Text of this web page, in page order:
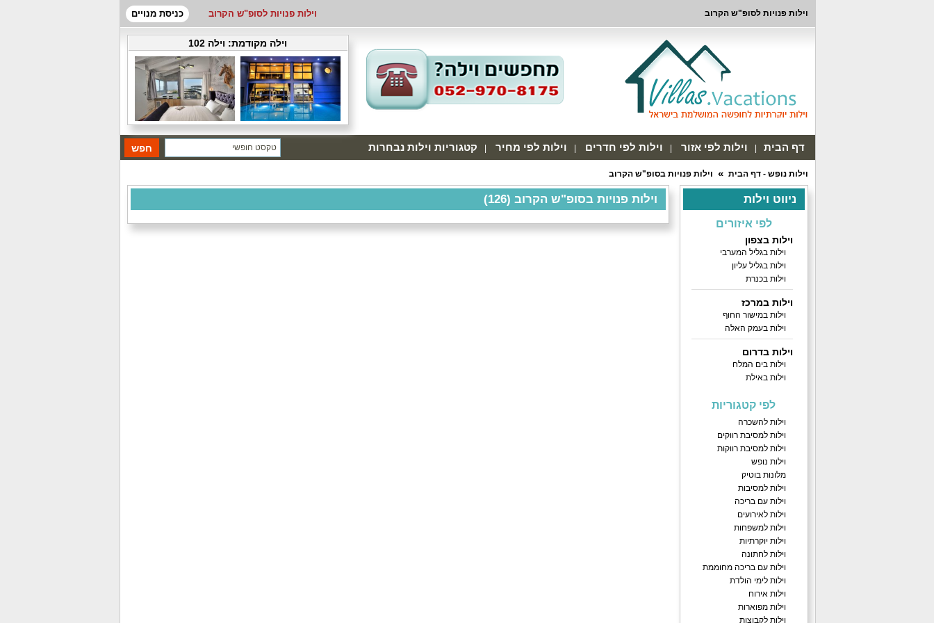
וילות פנויות לסופ"ש הקרוב וילות פנויות לסופ"ש הקרוב כניסת מנויים
וילה מקודמת: וילה 102
דף הבית וילות לפי אזור וילות לפי חדרים וילות לפי מחיר קטגוריות וילות נבחרות
וילות נופש - דף הבית וילות פנויות בסופ"ש הקרוב
ניווט וילות
לפי איזורים
וילות בצפון
וילות בגליל המערבי
וילות בגליל עליון
וילות בכנרת
וילות במרכז
וילות במישור החוף
וילות בעמק האלה
וילות בדרום
וילות בים המלח
וילות באילת
לפי קטגוריות
וילות להשכרה
וילות למסיבת רווקים
וילות למסיבת רווקות
וילות נופש
מלונות בוטיק
וילות למסיבות
וילות עם בריכה
וילות לאירועים
וילות למשפחות
וילות יוקרתיות
וילות לחתונה
וילות עם בריכה מחוממת
וילות לימי הולדת
וילות אירוח
וילות מפוארות
וילות לקבוצות
וילות פנויות בסופ"ש הקרוב (126)